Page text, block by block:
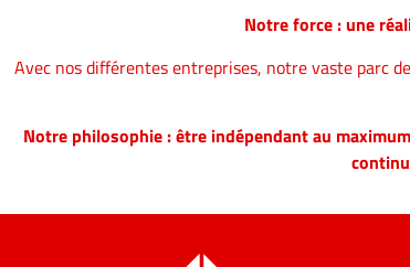
Notre force : une
Avec nos différentes entreprises, notre vaste parc
Notre philosophie : être indépendant au